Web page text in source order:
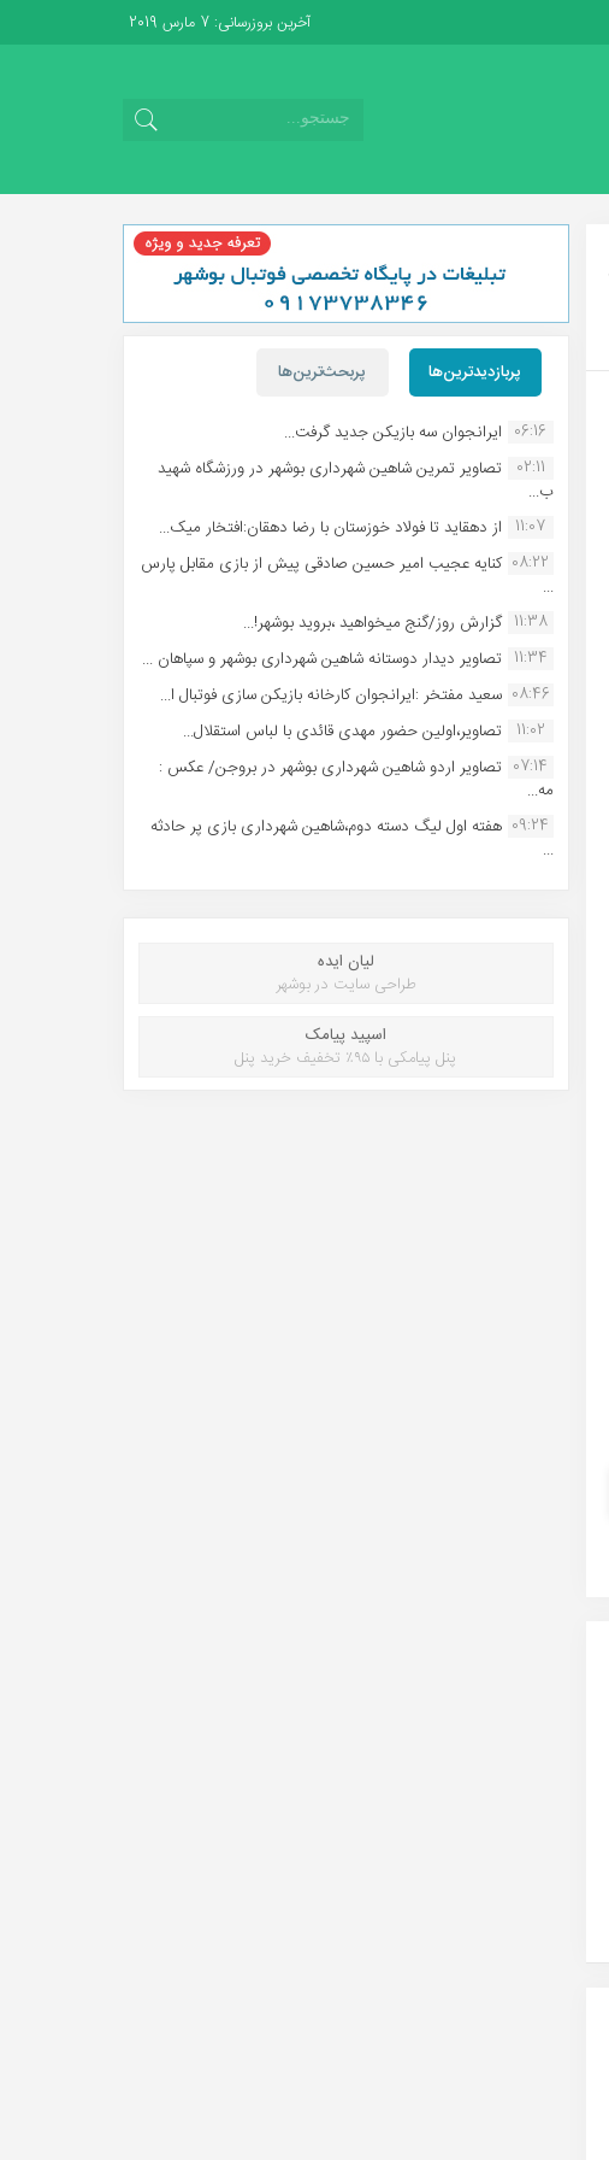
آخرین بروزرسانی: 7 مارس 2019
پربازدیدترین‌ها پربحث‌ترین‌ها
06:16 ایرانجوان سه بازیکن جدید گرفت...
02:11
تصاویر تمرین شاهین شهردارى بوشهر در ورزشگاه شهید
ب...
11:07 از دهقاید تا فولاد خوزستان با رضا دهقان:افتخار میک...
08:22 کنایه عجیب امیر حسین صادقی پیش از بازی مقابل پارس
...
11:38 گزارش روز/گنج میخواهید ،بروید بوشهر!...
11:34 تصاویر دیدار دوستانه شاهین شهردارى بوشهر و سپاهان ...
08:46 سعید مفتخر :ایرانجوان کارخانه بازیکن سازی فوتبال ا...
11:02
تصاویر،اولین حضور مهدی قائدی با لباس استقلال...
07:14 تصاویر اردو شاهین شهرداری بوشهر در بروجن/ عکس :
مه...
09:24 هفته اول لیگ دسته دوم،شاهین شهرداری بازی پر حادثه
...
لیان ایده
طراحی سایت در بوشهر
اسپید پیامک
پنل پیامکی با ۹۵٪ تخفیف خرید پنل